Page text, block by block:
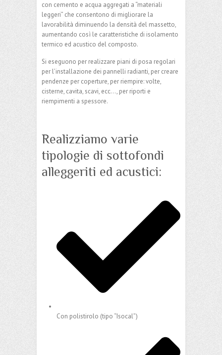
con cemento e acqua aggregati a “materiali
leggeri” che consentono di migliorare la
lavorabilità diminuendo la densità del massetto,
aumentando così le caratteristiche di isolamento
termico ed acustico del composto.
Si eseguono per realizzare piani di posa regolari
per l’installazione dei pannelli radianti, per creare
pendenze per coperture, per riempire: volte,
cisterne, cavita, scavi, ecc…, per riporti e
riempimenti a spessore.
Realizziamo varie
tipologie di sottofondi
alleggeriti ed acustici:
Con polistirolo (tipo “Isocal”)